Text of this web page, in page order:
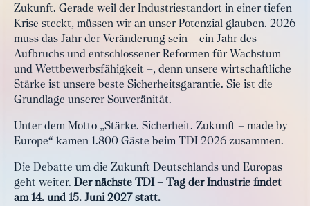
Zukunft. Gerade weil der Industriestandort in einer tiefen
Krise steckt, müssen wir an unser Potenzial glauben. 2026
muss das Jahr der Veränderung sein – ein Jahr des
Aufbruchs und entschlossener Reformen für Wachstum
und Wettbewerbsfähigkeit –, denn unsere wirtschaftliche
Stärke ist unsere beste Sicherheitsgarantie. Sie ist die
Grundlage unserer Souveränität.
Unter dem Motto „Stärke. Sicherheit. Zukunft – made by
Europe“ kamen 1.800 Gäste beim TDI 2026 zusammen.
Die Debatte um die Zukunft Deutschlands und Europas
geht weiter. Der nächste TDI – Tag der Industrie findet
am 14. und 15. Juni 2027 statt.